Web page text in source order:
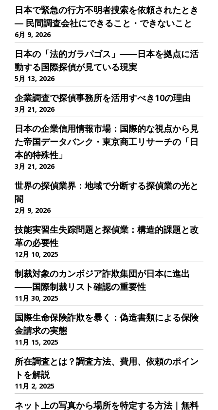
日本で緊急の行方不明者捜索を依頼されたとき
― 民間調査会社にできること・できないこと
6月 9, 2026
日本の「法的ガラパゴス」――日本を拠点に活
動する国際探偵が見ている現実
5月 13, 2026
企業調査で探偵事務所を活用すべき10の理由
3月 21, 2026
日本の企業信用情報市場：国際的な視点から見
た帝国データバンク・東京商工リサーチの「日
本的特殊性」
3月 21, 2026
世界の探偵業界：地域で分断する探偵業の光と
闇
2月 9, 2026
技能実習生失踪問題と探偵業：構造的課題と改
革の必要性
12月 10, 2025
制裁対象のカンボジア詐欺集団が日本に進出
――国際制裁リスト確認の重要性
11月 30, 2025
国際生命保険詐欺を暴く：偽造書類による保険
金請求の実態
11月 15, 2025
所在調査とは？調査方法、費用、依頼のポイン
トを解説
11月 2, 2025
ネット上の写真から場所を特定する方法｜無料